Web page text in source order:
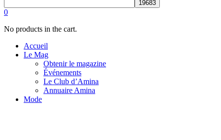
0
No products in the cart.
Accueil
Le Mag
Obtenir le magazine
Événements
Le Club d’Amina
Annuaire Amina
Mode